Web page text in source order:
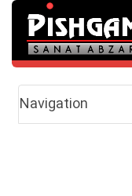
Navigation